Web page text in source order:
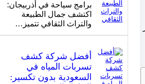
برامج سياحة في أذربيجان:
اكتشف جمال الطبيعة
والتراث الثقافي تتميز…
أفضل شركة كشف
تسربات المياه في
السعودية بدون تكسير: